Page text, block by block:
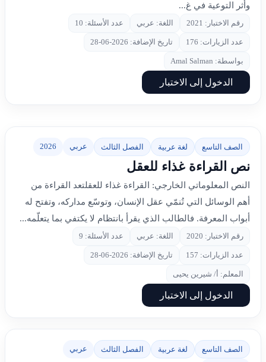
وأثر التوعية في غ...
رقم الاختبار: 2021 اللغة: عربي عدد الأسئلة: 10
عدد الزيارات: 176 تاريخ الإضافة: 2026-06-28
بواسطة: Amal Salman
الدخول إلى الاختبار
الصف التاسع لغة عربية الفصل الثالث عربي 2026
نص القراءة غذاء للعقل
النص المعلوماتي الخارجي: القراءة غذاء للعقلتعد القراءة من
أهم الوسائل التي تُنمّي عقل الإنسان، وتوسّع مداركه، وتفتح له
أبواب المعرفة. فالطالب الذي يقرأ بانتظام لا يكتفي بما يتعلّمه...
رقم الاختبار: 2020 اللغة: عربي عدد الأسئلة: 9
عدد الزيارات: 157 تاريخ الإضافة: 2026-06-28
المعلم: أ/ شيرين يحيى
الدخول إلى الاختبار
الصف التاسع لغة عربية الفصل الثالث عربي